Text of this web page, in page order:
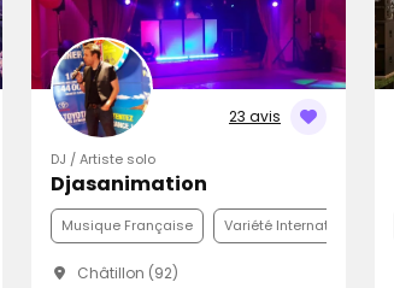
23 avis
DJ / Artiste solo
Djasanimation
Musique Française Variété Internationale
Châtillon (92)